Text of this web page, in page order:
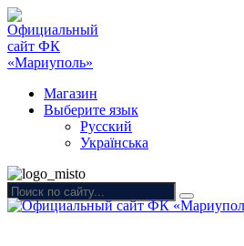
Магазин
Выберите язык
Русский
Українська